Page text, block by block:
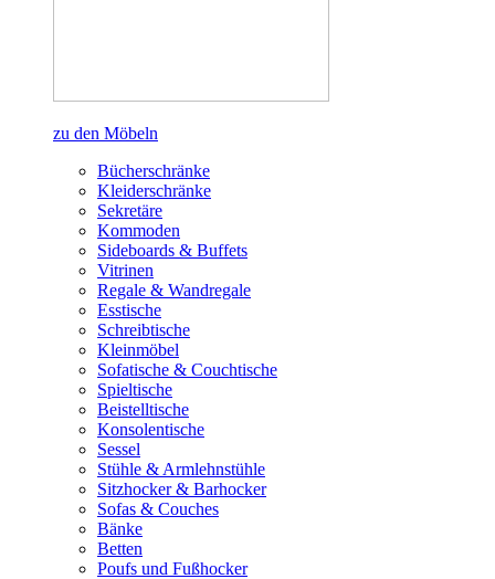
zu den Möbeln
Bücherschränke
Kleiderschränke
Sekretäre
Kommoden
Sideboards & Buffets
Vitrinen
Regale & Wandregale
Esstische
Schreibtische
Kleinmöbel
Sofatische & Couchtische
Spieltische
Beistelltische
Konsolentische
Sessel
Stühle & Armlehnstühle
Sitzhocker & Barhocker
Sofas & Couches
Bänke
Betten
Poufs und Fußhocker